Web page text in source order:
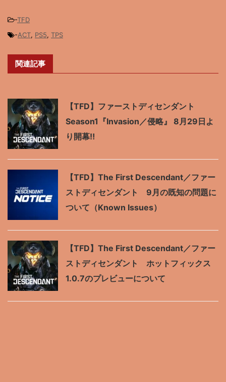
-TFD
-ACT, PS5, TPS
関連記事
【TFD】ファーストディセンダント
Season1『Invasion／侵略』 8月29日よ
り開幕‼
【TFD】The First Descendant／ファー
ストディセンダント 9月の既知の問題に
ついて（Known Issues）
【TFD】The First Descendant／ファー
ストディセンダント ホットフィックス
1.0.7のプレビューについて